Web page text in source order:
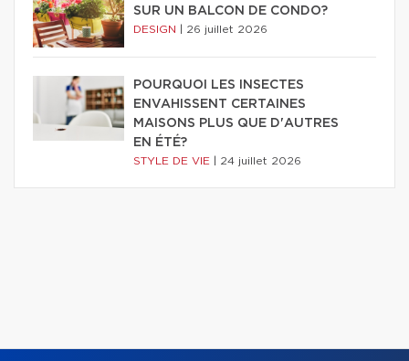
SUR UN BALCON DE CONDO?
DESIGN 26 juillet 2026
POURQUOI LES INSECTES
ENVAHISSENT CERTAINES
MAISONS PLUS QUE D'AUTRES
EN ÉTÉ?
STYLE DE VIE 24 juillet 2026